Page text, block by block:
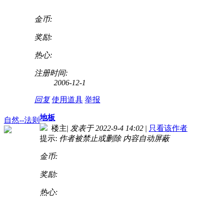
金币:
奖励:
热心:
注册时间:
2006-12-1
回复 使用道具 举报
自然--法则 地板
楼主| 发表于 2022-9-4 14:02 | 只看该作者
提示: 作者被禁止或删除 内容自动屏蔽
金币:
奖励:
热心: